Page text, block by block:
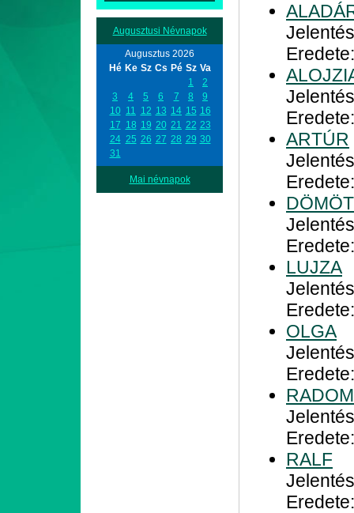
Augusztusi Névnapok
Augusztus 2026
Hé Ke Sz Cs Pé Sz Va
1
2
3
4 5 6 7 8
9
10 11 12 13 14 15 16
17 18 19 20 21 22 23
24 25 26 27 28 29 30
31
Mai névnapok
ARTÚR
LUJZA
OLGA
RALF